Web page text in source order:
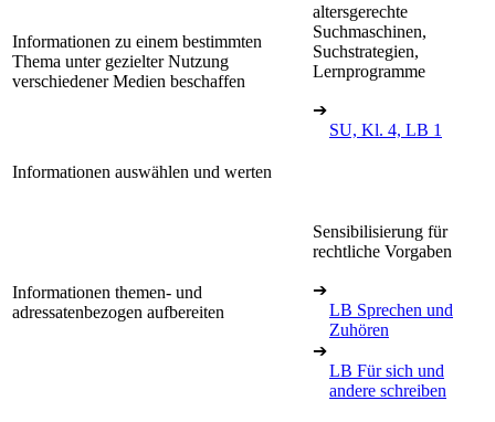
Informationen zu einem bestimmten
Thema unter gezielter Nutzung
verschiedener Medien beschaffen
altersgerechte
Suchmaschinen,
Suchstrategien,
Lernprogramme
➔
SU, Kl. 4, LB 1
Informationen auswählen und werten
Informationen themen- und
adressatenbezogen aufbereiten
Sensibilisierung für
rechtliche Vorgaben
➔
LB Sprechen und
Zuhören
➔
LB Für sich und
andere schreiben